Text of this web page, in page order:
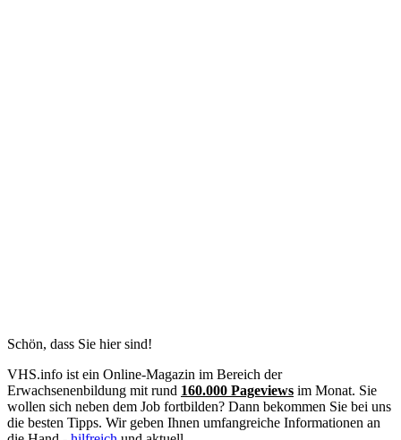
Schön, dass Sie hier sind!
VHS.info ist ein Online-Magazin im Bereich der
Erwachsenenbildung mit rund 160.000 Pageviews im Monat. Sie
wollen sich neben dem Job fortbilden? Dann bekommen Sie bei uns
die besten Tipps. Wir geben Ihnen umfangreiche Informationen an